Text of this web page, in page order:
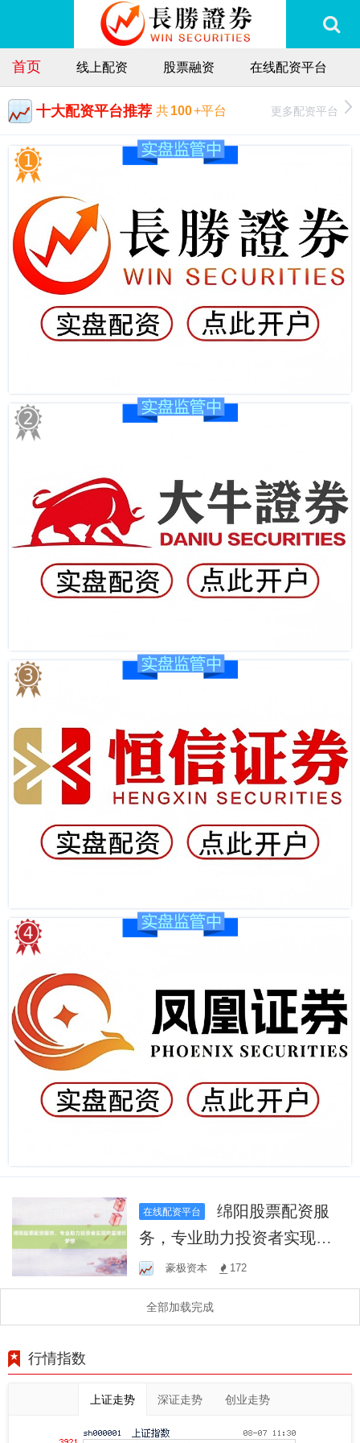
首页 线上配资 股票融资 在线配资平台
十大配资平台推荐 共100+平台 更多配资平台
在线配资平台
绵阳股票配资服
务，专业助力投资者实现财
富增长梦想
豪极资本 172
全部加载完成
行情指数
上证走势 深证走势 创业走势